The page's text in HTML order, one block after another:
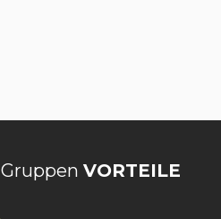
Gruppen VORTEILE